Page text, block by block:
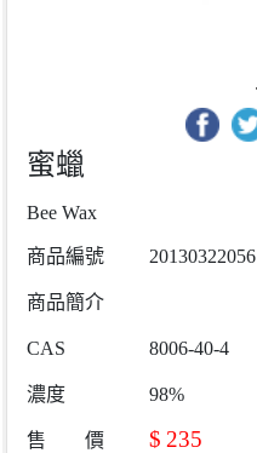
蜜蠟
Bee Wax
商品編號 20130322056
商品簡介
CAS 8006-40-4
濃度 98%
售 價 $ 235